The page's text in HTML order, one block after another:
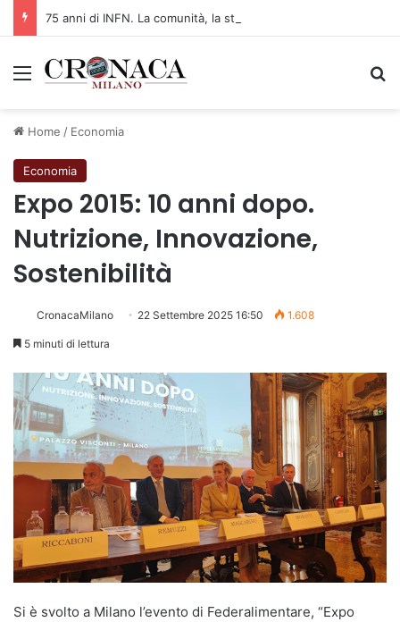
Menu
Home / Economia
Economia
Expo 2015: 10 anni dopo.
Nutrizione, Innovazione,
Sostenibilità
CronacaMilano 22 Settembre 2025 16:50 1.608
5 minuti di lettura
Si è svolto a Milano l’evento di Federalimentare, “Expo